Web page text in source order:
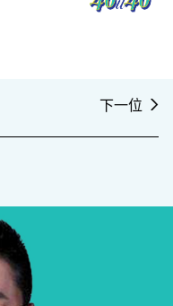
下一位